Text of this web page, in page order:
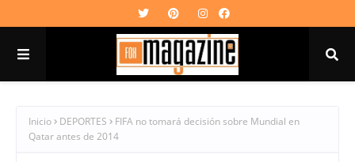
Inicio DEPORTES
FIFA no tomará decisión sobre Mundial en
Qatar antes de 2014